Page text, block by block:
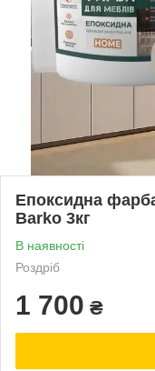
Епоксидна
Barko 3кг
В наявності
Роздріб
1 700 ₴